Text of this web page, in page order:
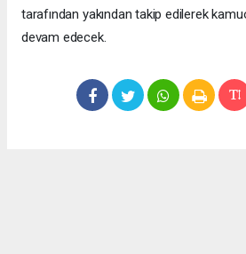
tarafından yakından takip edilerek
devam edecek.